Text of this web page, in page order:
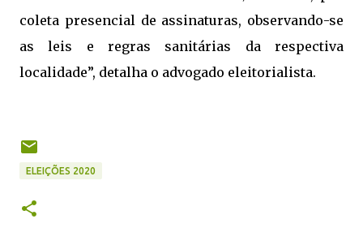
coleta presencial de assinaturas, observando-se
as leis e regras sanitárias da respectiva
localidade”, detalha o advogado eleitorialista.
ELEIÇÕES 2020